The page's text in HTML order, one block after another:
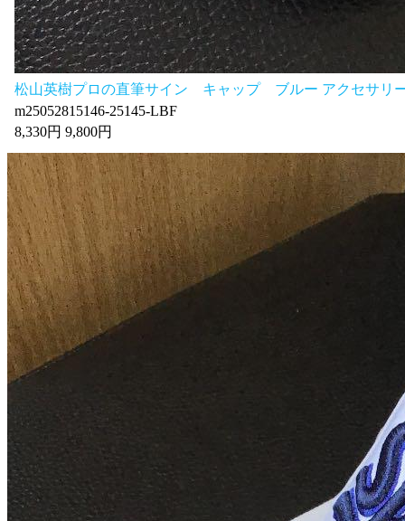
松山英樹プロの直筆サイン キャップ ブルー アクセサリ
m25052815146-25145-LBF
8,330円 9,800円